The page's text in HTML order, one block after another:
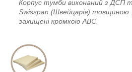
Корпус тумби виконаний з ДСП
Swisspan (Швейцарія) товщиною
захищені кромкою ABC.